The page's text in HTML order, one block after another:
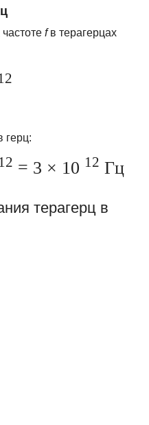
fв терагерцах
герц:
12 = 3 × 10 12 Гц
терагерц в